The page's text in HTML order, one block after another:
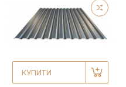
КУПИТИ